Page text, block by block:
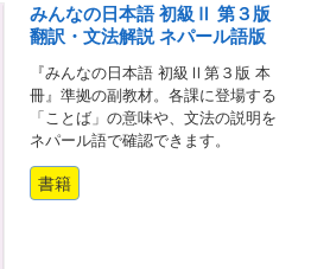
みんなの日本語 初級Ⅱ 第３版
翻訳・文法解説 ネパール語版
『みんなの日本語 初級Ⅱ第３版 本
冊』準拠の副教材。各課に登場する
「ことば」の意味や、文法の説明を
ネパール語で確認できます。
書籍